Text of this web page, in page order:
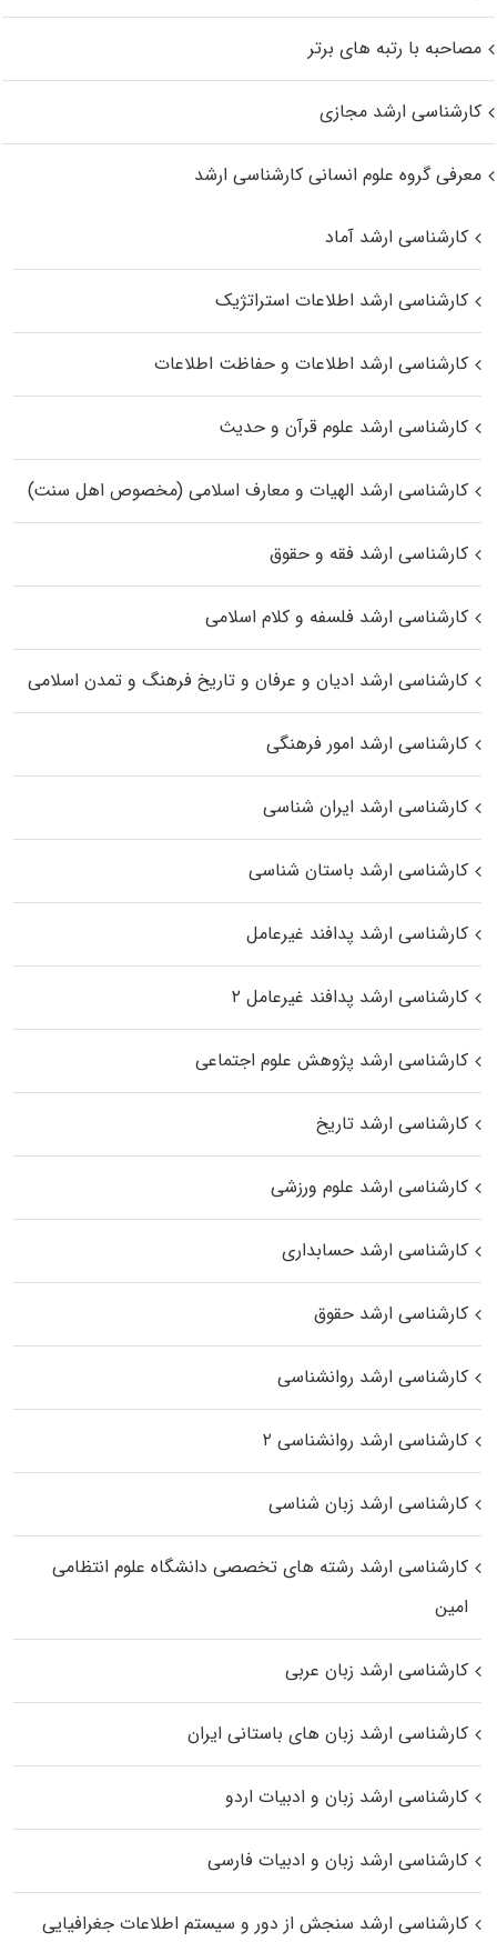
مصاحبه با رتبه های برتر
کارشناسی ارشد مجازی
معرفی گروه علوم انسانی کارشناسی ارشد
کارشناسی ارشد آماد
کارشناسی ارشد اطلاعات استراتژیک
کارشناسی ارشد اطلاعات و حفاظت اطلاعات
کارشناسی ارشد علوم قرآن و حدیث
کارشناسی ارشد الهیات و معارف اسلامی (مخصوص اهل سنت)
کارشناسی ارشد فقه و حقوق
کارشناسی ارشد فلسفه و کلام اسلامی
کارشناسی ارشد ادیان و عرفان و تاریخ فرهنگ و تمدن اسلامی
کارشناسی ارشد امور فرهنگی
کارشناسی ارشد ایران شناسی
کارشناسی ارشد باستان شناسی
کارشناسی ارشد پدافند غیرعامل
کارشناسی ارشد پدافند غیرعامل ۲
کارشناسی ارشد پژوهش علوم اجتماعی
کارشناسی ارشد تاریخ
کارشناسی ارشد علوم ورزشی
کارشناسی ارشد حسابداری
کارشناسی ارشد حقوق
کارشناسی ارشد روانشناسی
کارشناسی ارشد روانشناسی ۲
کارشناسی ارشد زبان شناسی
کارشناسی ارشد رﺷﺘﻪ ﻫﺎی تخصصی داﻧﺸﮕﺎه ﻋﻠﻮم انتظامی
اﻣﻴﻦ
کارشناسی ارشد زبان عربی
کارشناسی ارشد زبان‌ های باستانی ایران
کارشناسی ارشد زبان و ادبیات اردو
کارشناسی ارشد زبان و ادبیات فارسی
کارشناسی ارشد سنجش از دور و سیستم اطلاعات جغرافیایی